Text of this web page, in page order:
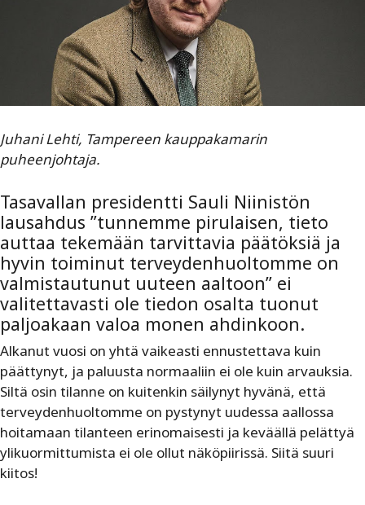
Juhani Lehti, Tampereen kauppakamarin
puheenjohtaja.
Tasavallan presidentti Sauli Niinistön
lausahdus ”tunnemme pirulaisen, tieto
auttaa tekemään tarvittavia päätöksiä ja
hyvin toiminut terveydenhuoltomme on
valmistautunut uuteen aaltoon” ei
valitettavasti ole tiedon osalta tuonut
paljoakaan valoa monen ahdinkoon.
Alkanut vuosi on yhtä vaikeasti ennustettava kuin
päättynyt, ja paluusta normaaliin ei ole kuin arvauksia.
Siltä osin tilanne on kuitenkin säilynyt hyvänä, että
terveydenhuoltomme on pystynyt uudessa aallossa
hoitamaan tilanteen erinomaisesti ja keväällä pelättyä
ylikuormittumista ei ole ollut näköpiirissä. Siitä suuri
kiitos!